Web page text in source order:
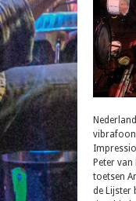
vibrafoon
Peter
toetsen
de Lijster